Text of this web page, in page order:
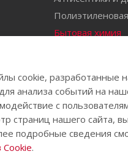
Бытовая химия
Бахилы
cookie, разработанные
анализа событий на
с
страниц нашего сайта,
подробные сведения
.